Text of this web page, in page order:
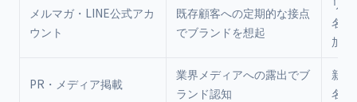
メルマガ・LINE公式アカ
ウント
既存顧客への定期的な接点
でブランドを想起
リ
名検
加
PR・メディア掲載
業界メディアへの露出でブ
ランド認知
新
名検